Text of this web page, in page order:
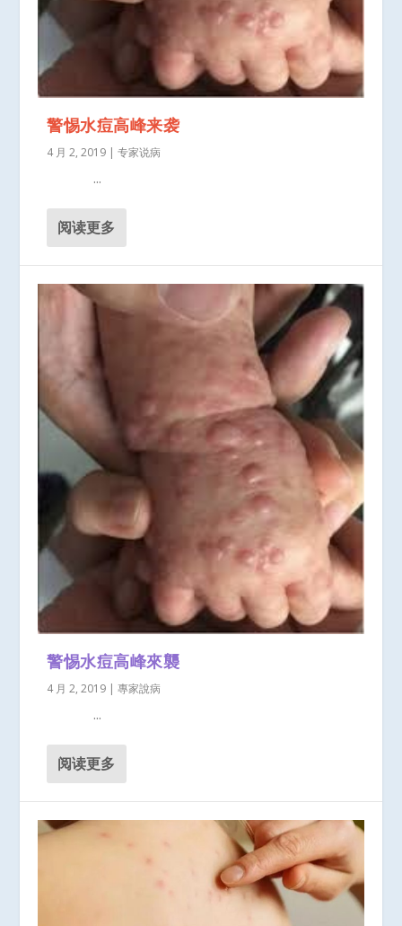
警惕水痘高峰来袭
4 月 2, 2019 |专家说病
...
阅读更多
警惕水痘高峰來襲
4 月 2, 2019 |專家說病
...
阅读更多